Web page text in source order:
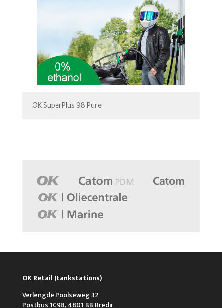
OK SuperPlus 98 Pure
OK Retail (tankstations)
Verlengde Poolseweg 32
Postbus 1098, 4801 BB Breda